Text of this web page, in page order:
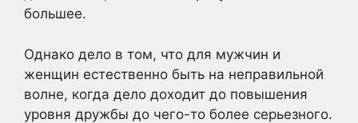
большее.
Однако дело в том, что для мужчин и
женщин естественно быть на неправильной
волне, когда дело доходит до повышения
уровня дружбы до чего-то более серьезного.